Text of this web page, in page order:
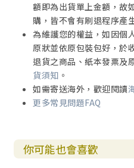
額即為出貨單上金額，故
購，皆不會有刷退程序產
為維護您的權益，如因個
原狀並依原包裝包好，於
退貨之商品、紙本發票及
貨須知 。
如需寄送海外，歡迎閱讀
更多常見問題FAQ
你可能也會喜歡